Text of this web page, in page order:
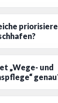
„Wege- und